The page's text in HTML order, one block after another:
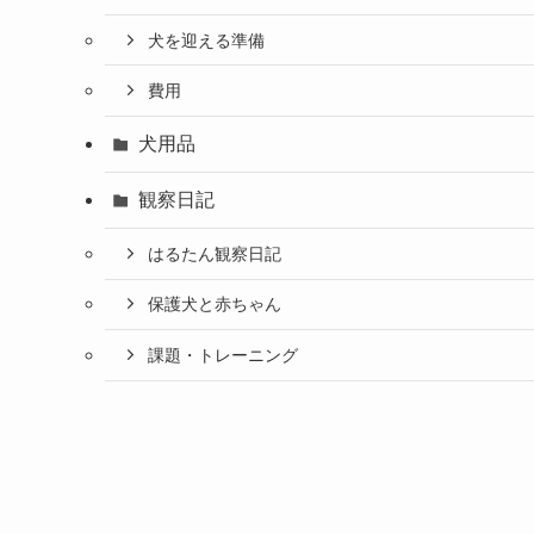
犬を迎える準備
費用
犬用品
観察日記
はるたん観察日記
保護犬と赤ちゃん
課題・トレーニング